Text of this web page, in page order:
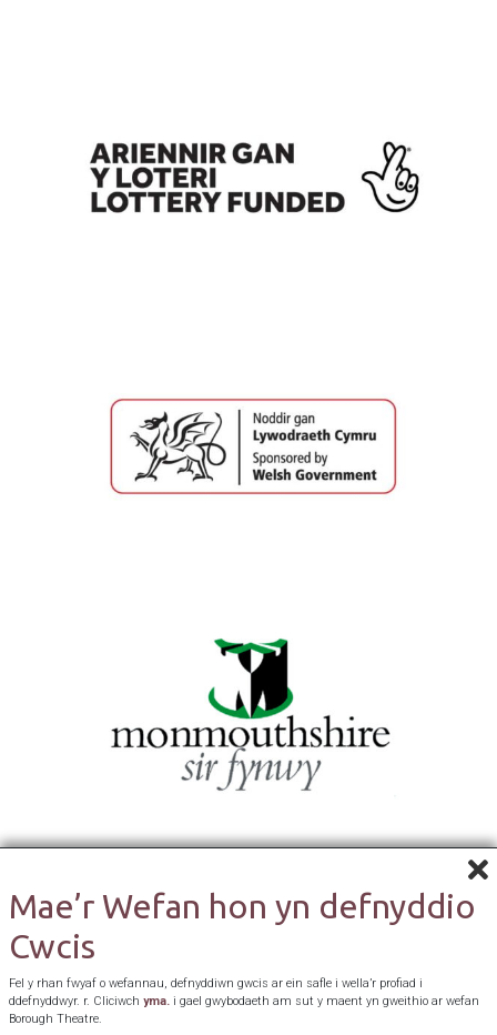
Mae’r Wefan hon yn defnyddio
Cwcis
Fel y rhan fwyaf o wefannau, defnyddiwn gwcis ar ein safle i wella’r profiad i
ddefnyddwyr. r. Cliciwch yma. i gael gwybodaeth am sut y maent yn gweithio ar wefan
Borough Theatre.